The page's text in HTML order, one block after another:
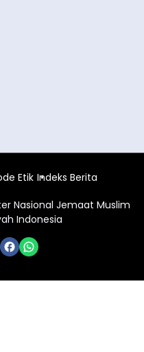
Etik Indeks Berita
Nasional Jemaat Muslim
Indonesia